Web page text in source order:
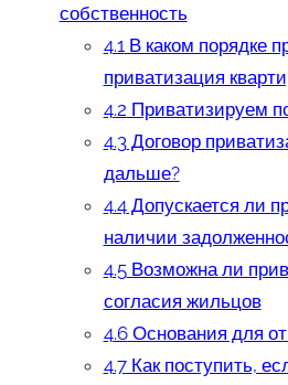
собственность
4.1В каком порядке
приватизация
4.2 Приватизируем
4.3Договор
дальше?
4.4Допускается ли
наличии
4.5Возможна ли
согласия жильцов
4.6Основания для
4.7Как поступить,